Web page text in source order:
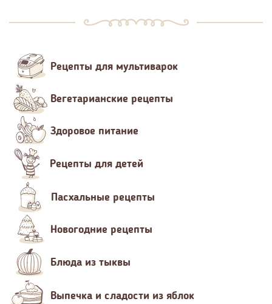
Рецепты для мультиварок
Вегетарианские рецепты
Здоровое питание
Рецепты для детей
Пасхальные рецепты
Новогодние рецепты
Блюда из тыквы
Выпечка и сладости из яблок